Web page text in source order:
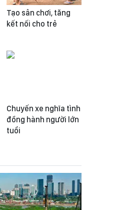
Tạo sân chơi, tăng
kết nối cho trẻ
Chuyến xe nghĩa tình
đồng hành người lớn
tuổi